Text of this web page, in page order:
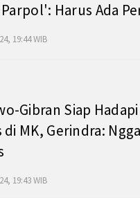
Harus Ada
19:44 WIB
Gibran Siap
di MK, Gerindra:
19:43 WIB